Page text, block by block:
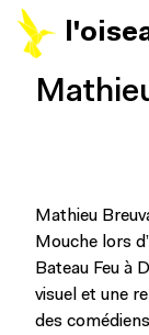
Mathieu
Mouche lors
Bateau Feu à
visuel et une
des